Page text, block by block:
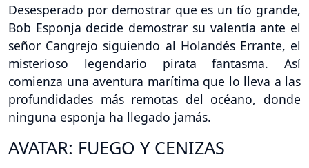
Desesperado por demostrar que es un tío grande,
Bob Esponja decide demostrar su valentía ante el
señor Cangrejo siguiendo al Holandés Errante, el
misterioso legendario pirata fantasma. Así
comienza una aventura marítima que lo lleva a las
profundidades más remotas del océano, donde
ninguna esponja ha llegado jamás.
AVATAR: FUEGO Y CENIZAS